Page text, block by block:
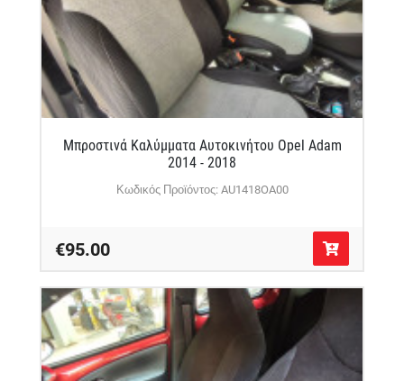
Μπροστινά Καλύμματα Αυτοκινήτου Opel Adam
2014 - 2018
Κωδικός Προϊόντος: AU1418OA00
€95.00